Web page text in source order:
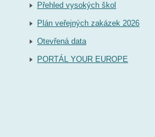
Přehled vysokých škol
Plán veřejných zakázek 2026
Otevřená data
PORTÁL YOUR EUROPE